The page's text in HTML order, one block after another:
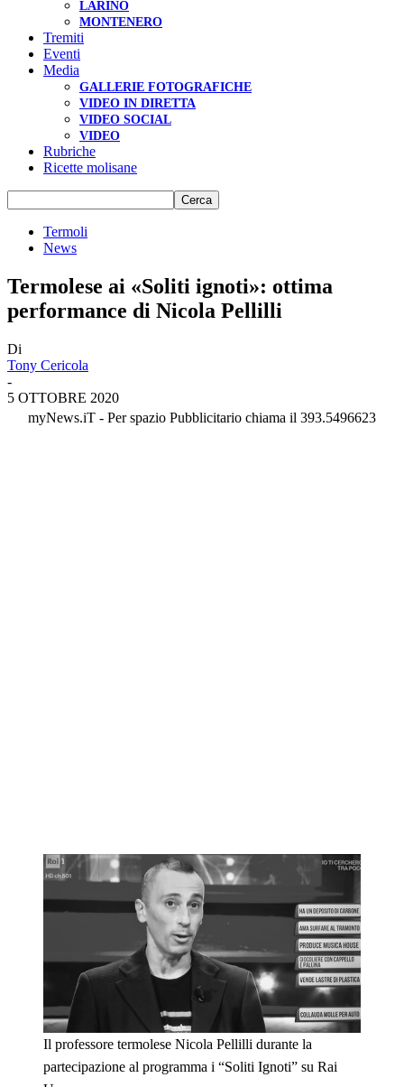
LARINO
MONTENERO
Tremiti
Eventi
Media
GALLERIE FOTOGRAFICHE
VIDEO IN DIRETTA
VIDEO SOCIAL
VIDEO
Rubriche
Ricette molisane
Termoli
News
Termolese ai «Soliti ignoti»: ottima
performance di Nicola Pellilli
Di
Tony Cericola
-
5 OTTOBRE 2020
myNews.iT - Per spazio Pubblicitario chiama il 393.5496623
Il professore termolese Nicola Pellilli durante la
partecipazione al programma i “Soliti Ignoti” su Rai